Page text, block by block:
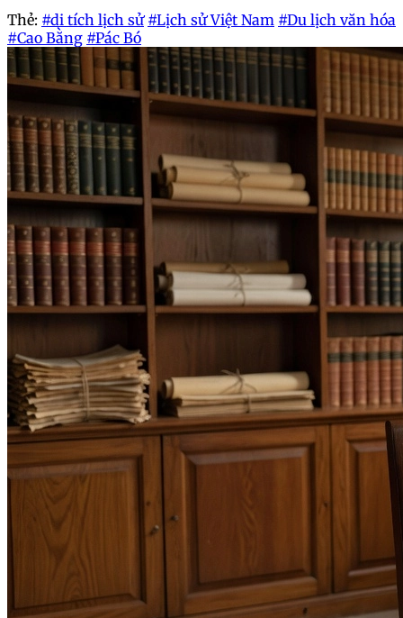
Thẻ: #di tích lịch sử #Lịch sử Việt Nam #Du lịch văn hóa
#Cao Bằng #Pác Bó